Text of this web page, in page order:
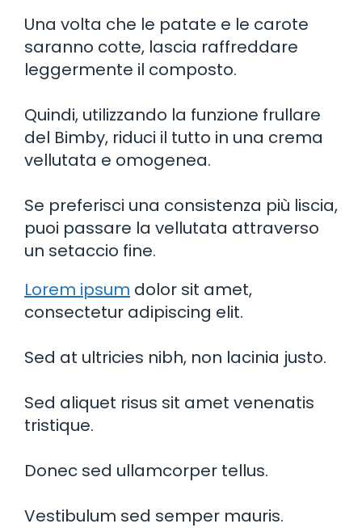
Una volta che le patate e le carote
saranno cotte, lascia raffreddare
leggermente il composto.
Quindi, utilizzando la funzione frullare
del Bimby, riduci il tutto in una crema
vellutata e omogenea.
Se preferisci una consistenza più liscia,
puoi passare la vellutata attraverso
un setaccio fine.
Lorem ipsum dolor sit amet,
consectetur adipiscing elit.
Sed at ultricies nibh, non lacinia justo.
Sed aliquet risus sit amet venenatis
tristique.
Donec sed ullamcorper tellus.
Vestibulum sed semper mauris.